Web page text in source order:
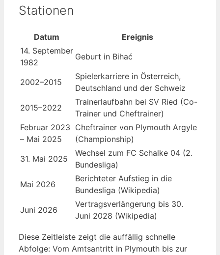
Stationen
Datum
Ereignis
14. September
1982
Geburt in Bihać
2002–2015
Spielerkarriere in Österreich,
Deutschland und der Schweiz
2015–2022
Trainerlaufbahn bei SV Ried (Co-
Trainer und Cheftrainer)
Februar 2023
– Mai 2025
Cheftrainer von Plymouth Argyle
(Championship)
31. Mai 2025
Wechsel zum FC Schalke 04 (2.
Bundesliga)
Mai 2026
Berichteter Aufstieg in die
Bundesliga (Wikipedia)
Juni 2026
Vertragsverlängerung bis 30.
Juni 2028 (Wikipedia)
Diese Zeitleiste zeigt die auffällig schnelle
Abfolge: Vom Amtsantritt in Plymouth bis zur